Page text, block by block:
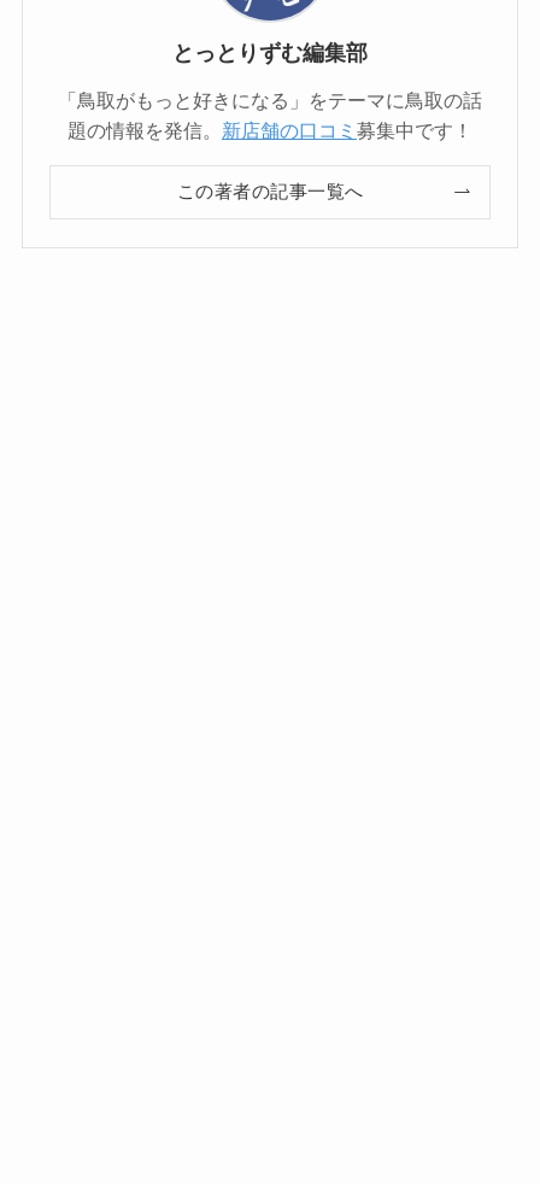
とっとりずむ編集部
「鳥取がもっと好きになる」をテーマに鳥取の話
題の情報を発信。 新店舗の口コミ 募集中です！
この著者の記事一覧へ